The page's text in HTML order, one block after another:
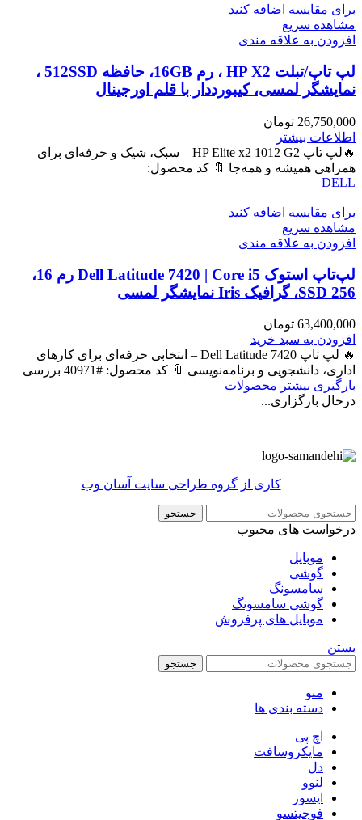
برای مقایسه اضافه کنید
مشاهده سریع
افزودن به علاقه مندی
لپ تاپ/تبلت HP X2 ، رم 16GB، حافظه 512SSD ،
نمایشگر لمسی، کیبورددار با قلم اورجینال
26,750,000 تومان
اطلاعات بیشتر
🔥لپ تاپ HP Elite x2 1012 G2 – سبک، شیک و حرفه‌ای برای
همراهی همیشه و همه‌جا 🔖 کد محصول:
DELL
برای مقایسه اضافه کنید
مشاهده سریع
افزودن به علاقه مندی
لپ‌تاپ استوک Dell Latitude 7420 | Core i5 رم 16،
SSD 256، گرافیک Iris نمایشگر لمسی
63,400,000 تومان
افزودن به سبد خرید
🔥 لپ تاپ Dell Latitude 7420 – انتخابی حرفه‌ای برای کارهای
اداری، دانشجویی و برنامه‌نویسی 🔖 کد محصول: #40971 بررسی
بارگیری بیشتر محصولات
درحال بارگزاری...
کاری از گروه طراحی سایت آسان وب
جستجو
درخواست های محبوب
موبایل
گوشی
سامسونگ
گوشی سامسونگ
موبایل های پرفروش
بستن
جستجو
منو
دسته بندی ها
اچ پی
مایکروسافت
دل
لنوو
ایسوز
فوجیتسو